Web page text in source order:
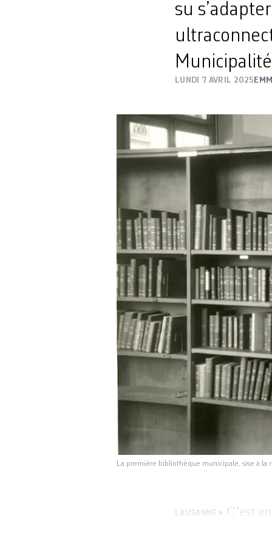
su
LUNDI 7 AVRIL 2025
La première bibliothèque municipale, sise à la
LAUSANNE
C’est